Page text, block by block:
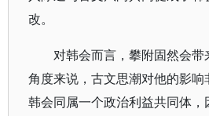
改。
对韩会而言，攀附固然会
角度来说，古文思潮对他的影
韩会同属一个政治利益共同体